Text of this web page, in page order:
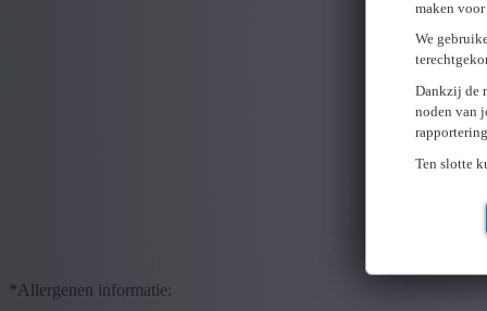
maken voor
We
Dankzij de
noden van
Ten slotte
*Allergenen informatie: